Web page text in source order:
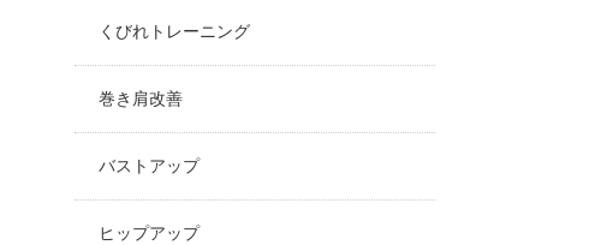
くびれトレーニング
巻き肩改善
バストアップ
ヒップアップ